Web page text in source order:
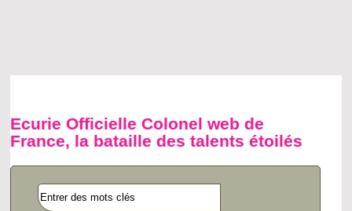
Ecurie Officielle Colonel web de
France, la bataille des talents étoilés